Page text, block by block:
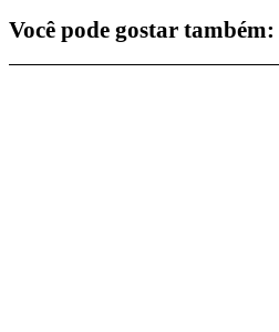
Você pode gostar também: